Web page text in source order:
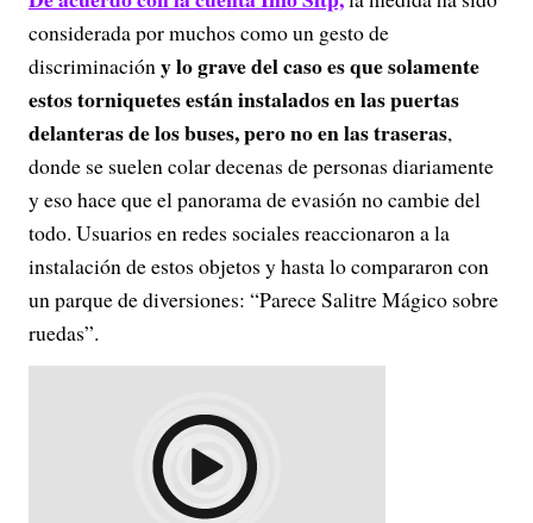
considerada por muchos como un gesto de
discriminacióny lo grave del caso es que solamente
estos torniquetes están instalados en las puertas
delanteras de los buses, pero no en las traseras,
donde se suelen colar decenas de personas diariamente
y eso hace que el panorama de evasión no cambie del
todo. Usuarios en redes sociales reaccionaron a la
instalación de estos objetos y hasta lo compararon con
un parque de diversiones: “Parece Salitre Mágico sobre
ruedas”.